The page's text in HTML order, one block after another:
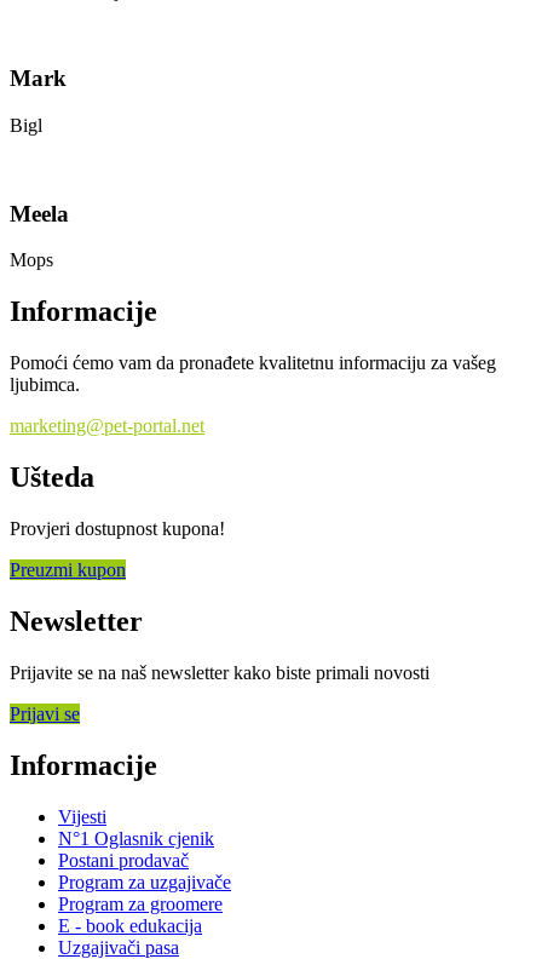
Mark
Bigl
Meela
Mops
Informacije
Pomoći ćemo vam da pronađete kvalitetnu informaciju za vašeg
ljubimca.
marketing@pet-portal.net
Ušteda
Provjeri dostupnost kupona!
Preuzmi kupon
Newsletter
Prijavite se na naš newsletter kako biste primali novosti
Prijavi se
Informacije
Vijesti
N°1 Oglasnik cjenik
Postani prodavač
Program za uzgajivače
Program za groomere
E - book edukacija
Uzgajivači pasa